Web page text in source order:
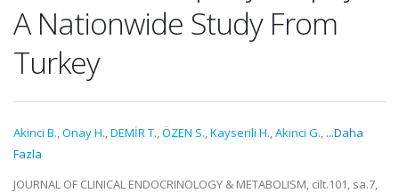
A Nationwide Study From
Turkey
Akinci B.,Onay H.,DEMİR T.,ÖZEN S.,Kayserili H.,Akinci G., ...Daha
Fazla
JOURNAL OF CLINICAL ENDOCRINOLOGY & METABOLISM, cilt.101, sa.7,